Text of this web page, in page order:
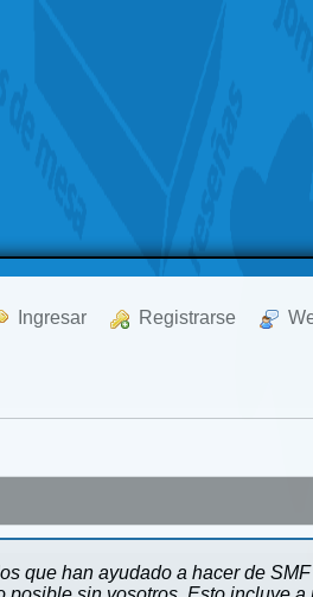
Ingresar Registrarse
que han ayudado a hacer de